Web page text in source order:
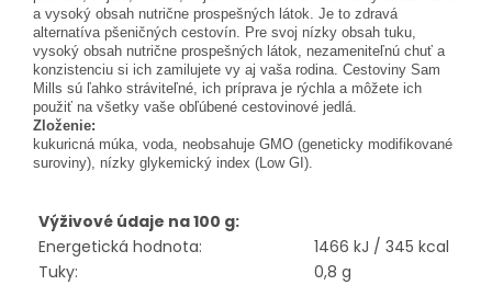
a vysoký obsah nutrične prospešných látok. Je to zdravá
alternatíva pšeničných cestovín. Pre svoj nízky obsah tuku,
vysoký obsah nutrične prospešných látok, nezameniteľnú chuť a
konzistenciu si ich zamilujete vy aj vaša rodina. Cestoviny Sam
Mills sú ľahko stráviteľné, ich príprava je rýchla a môžete ich
použiť na všetky vaše obľúbené cestovinové jedlá.
Zloženie:
kukuricná múka, voda, neobsahuje GMO (geneticky modifikované
suroviny), nízky glykemický index (Low GI).
Výživové údaje na 100 g:
Energetická hodnota:
1466 kJ / 345 kcal
Tuky:
0,8 g